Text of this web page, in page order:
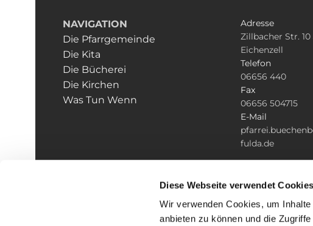
Diese Webseite verwendet Cookies
Wir verwenden Cookies, um
anbieten zu können und die
NAVIGATION
Die Pfarrgemeinde
Die Kita
Die Bücherei
Die Kirchen
Was Tun Wenn
Adresse
Zillbacher Str. 10
Eichenzell
Telefon
06656 440
Fax
06656 504715
E-Mail
fulda.de